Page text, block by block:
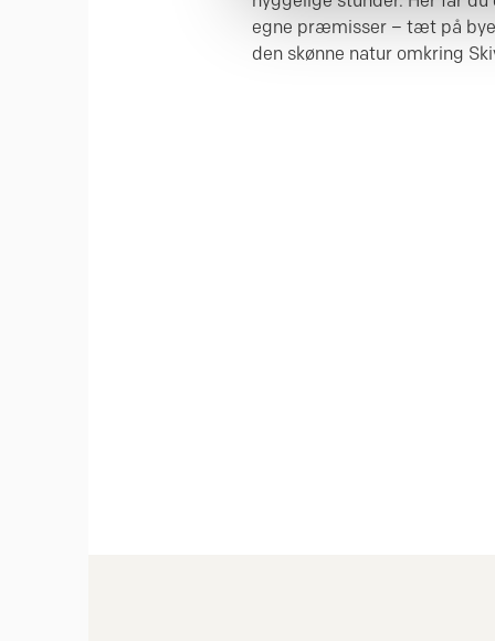
egne præmisser – tæt på
den skønne natur omkring